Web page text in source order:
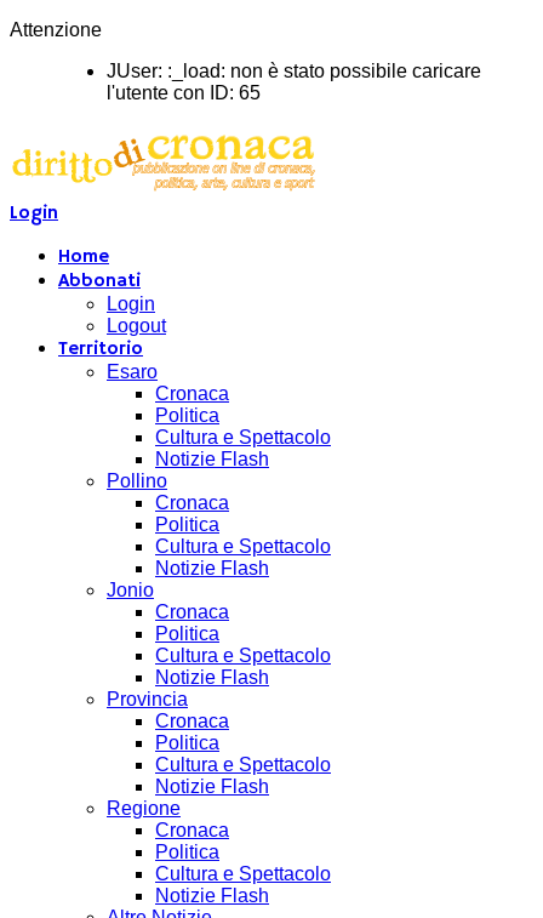
Attenzione
JUser: :_load: non è stato possibile caricare
l'utente con ID: 65
Login
Home
Abbonati
Login
Logout
Territorio
Esaro
Cronaca
Politica
Cultura e Spettacolo
Notizie Flash
Pollino
Cronaca
Politica
Cultura e Spettacolo
Notizie Flash
Jonio
Cronaca
Politica
Cultura e Spettacolo
Notizie Flash
Provincia
Cronaca
Politica
Cultura e Spettacolo
Notizie Flash
Regione
Cronaca
Politica
Cultura e Spettacolo
Notizie Flash